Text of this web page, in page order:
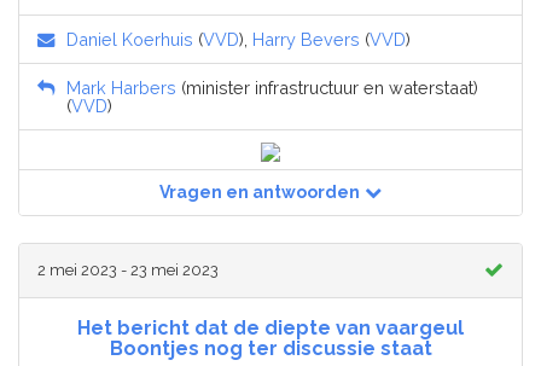
Daniel Koerhuis (VVD), Harry Bevers (VVD)
Mark Harbers (minister infrastructuur en waterstaat)
(VVD)
Vragen en antwoorden
2 mei 2023 - 23 mei 2023
Het bericht dat de diepte van vaargeul
Boontjes nog ter discussie staat